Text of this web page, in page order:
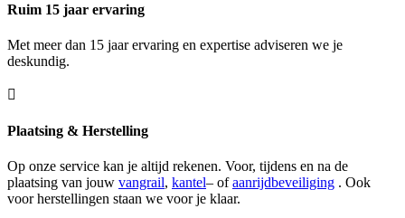
Ruim 15 jaar ervaring
Met meer dan 15 jaar ervaring en expertise adviseren we je
deskundig.

Plaatsing & Herstelling
Op onze service kan je altijd rekenen. Voor, tijdens en na de
plaatsing van jouw vangrail, kantel– ofaanrijdbeveiliging . Ook
voor herstellingen staan we voor je klaar.